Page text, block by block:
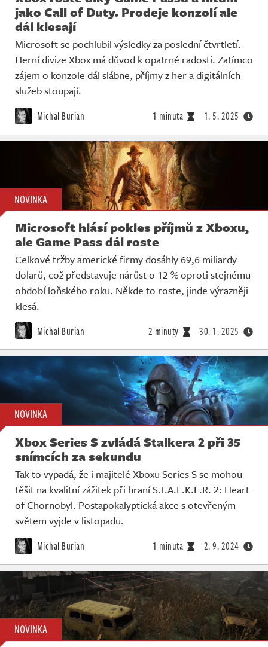
jako Call of Duty. Prodeje konzolí ale
dál klesají
Microsoft se pochlubil výsledky za poslední čtvrtletí.
Herní divize Xbox má důvod k opatrné radosti. Zatímco
zájem o konzole dál slábne, příjmy z her a digitálních
služeb stoupají.
Michal Burian 1 minuta 1. 5. 2025
NOVINKA
Microsoft hlásí pokles příjmů z Xboxu,
ale Game Pass dál roste
Celkové tržby americké firmy dosáhly 69,6 miliardy
dolarů, což představuje nárůst o 12 % oproti stejnému
období loňského roku. Někde to roste, jinde výrazněji
klesá.
Michal Burian 2 minuty 30. 1. 2025
NOVINKA
Xbox Series S zvládá Stalkera 2 při 35
snímcích za sekundu
Tak to vypadá, že i majitelé Xboxu Series S se mohou
těšit na kvalitní zážitek při hraní S.T.A.L.K.E.R. 2: Heart
of Chornobyl. Postapokalyptická akce s otevřeným
světem vyjde v listopadu.
Michal Burian 1 minuta 2. 9. 2024
NOVINKA